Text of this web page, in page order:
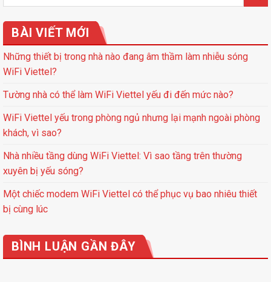
BÀI VIẾT MỚI
Những thiết bị trong nhà nào đang âm thầm làm nhiễu sóng
WiFi Viettel?
Tường nhà có thể làm WiFi Viettel yếu đi đến mức nào?
WiFi Viettel yếu trong phòng ngủ nhưng lại mạnh ngoài phòng
khách, vì sao?
Nhà nhiều tầng dùng WiFi Viettel: Vì sao tầng trên thường
xuyên bị yếu sóng?
Một chiếc modem WiFi Viettel có thể phục vụ bao nhiêu thiết
bị cùng lúc
BÌNH LUẬN GẦN ĐÂY